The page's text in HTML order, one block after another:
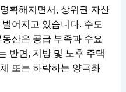
확해지면서, 상위권 자산
어지고 있습니다. 수도
산은 공급 부족과 수요
반면, 지방 및 노후 주택
또는 하락하는 양극화